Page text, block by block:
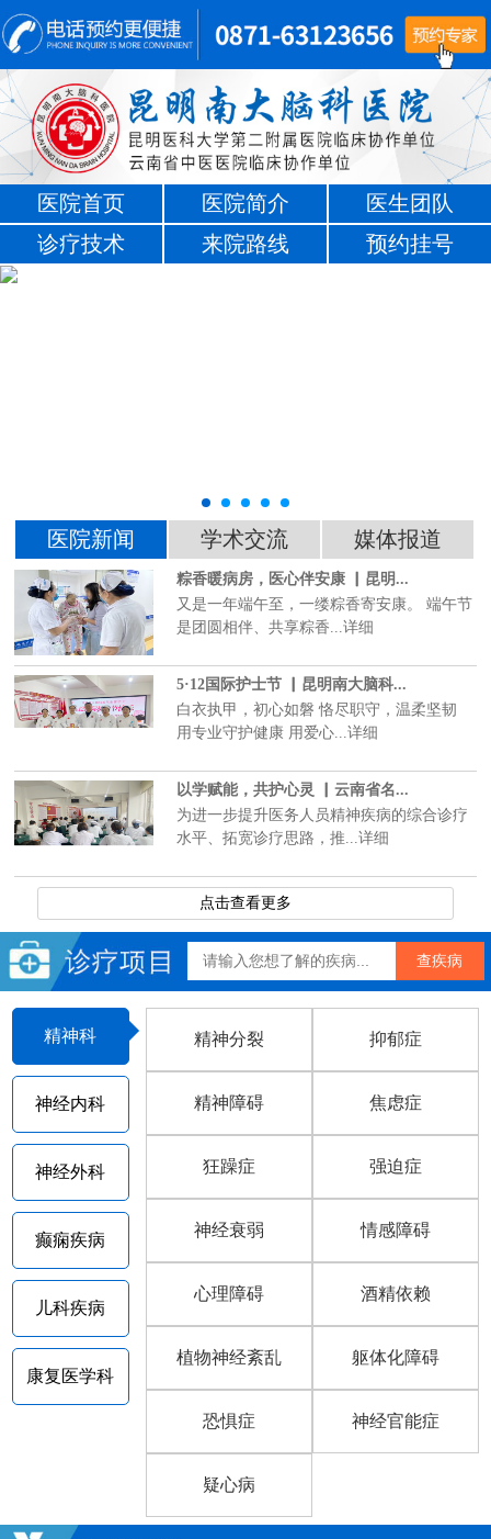
医院首页 医院简介
医生团队
诊疗技术
来院路线 预约挂号
医院新闻 学术交流 媒体报道
粽香暖病房，医心伴安康 ▏昆明...
又是一年端午至，一缕粽香寄安康。 端午节
是团圆相伴、共享粽香...详细
5·12国际护士节 ▏昆明南大脑科...
白衣执甲，初心如磐 恪尽职守，温柔坚韧
用专业守护健康 用爱心...详细
以学赋能，共护心灵 ▏云南省名...
为进一步提升医务人员精神疾病的综合诊疗
水平、拓宽诊疗思路，推...详细
点击查看更多
精神科
神经内科
神经外科
癫痫疾病
儿科疾病
康复医学科
精神分裂 抑郁症
精神障碍 焦虑症
狂躁症 强迫症
神经衰弱 情感障碍
心理障碍 酒精依赖
植物神经紊乱 躯体化障碍
恐惧症 神经官能症
疑心病